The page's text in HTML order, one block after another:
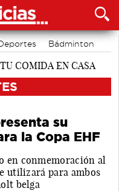
Bádminton
su
la Copa EHF
en conmemoración al
utilizará para ambos
belga